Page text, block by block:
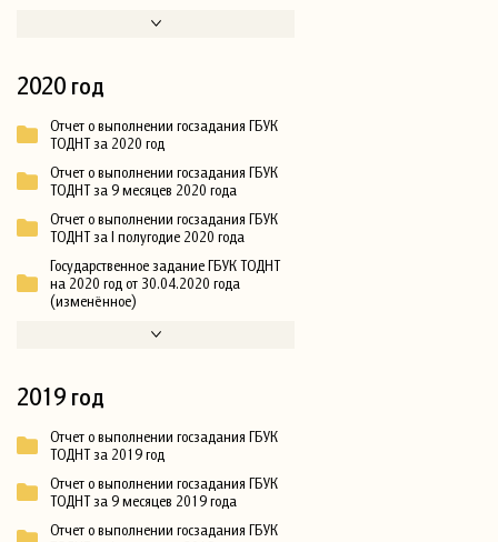
2020 год
Отчет о выполнении госзадания ГБУК
ТОДНТ за 2020 год
Отчет о выполнении госзадания ГБУК
ТОДНТ за 9 месяцев 2020 года
Отчет о выполнении госзадания ГБУК
ТОДНТ за I полугодие 2020 года
Государственное задание ГБУК ТОДНТ
на 2020 год от 30.04.2020 года
(изменённое)
2019 год
Отчет о выполнении госзадания ГБУК
ТОДНТ за 2019 год
Отчет о выполнении госзадания ГБУК
ТОДНТ за 9 месяцев 2019 года
Отчет о выполнении госзадания ГБУК